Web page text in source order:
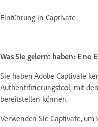
Einführung in Captivate
Was Sie gelernt haben: Eine
Sie haben Adobe Captivate
Authentifizierungstool, mit
bereitstellen können.
Verwenden Sie Captivate,